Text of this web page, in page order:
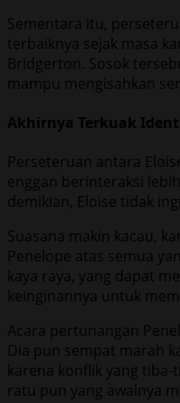
Sementara itu,
terbaiknya sejak masa
Bridgerton. Sosok
mampu mengisahkan
Akhirnya Terkuak
Perseteruan antara
enggan berinteraksi
demikian, Eloise tidak
Suasana makin kacau,
Penelope atas semua
kaya raya, yang dapat
keinginannya untuk
Acara pertunangan
Dia pun sempat marah
karena konflik yang
ratu pun yang awalnya